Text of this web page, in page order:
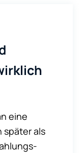
eine
später als